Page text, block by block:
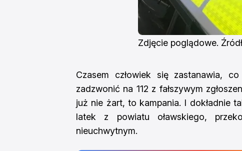
Zdjęcie poglądowe.
Czasem człowiek się zastanawia,
zadzwonić na 112 z fałszywym
już nie żart, to kampania. I dokładnie
latek z powiatu oławskiego,
nieuchwytnym.